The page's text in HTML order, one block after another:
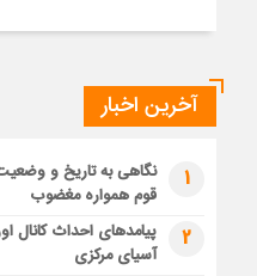
آخرین اخبار
1
نگاهی به تاریخ و
قوم همواره مغضوب
2
پیامدهای احداث کانال
آسیای مرکزی